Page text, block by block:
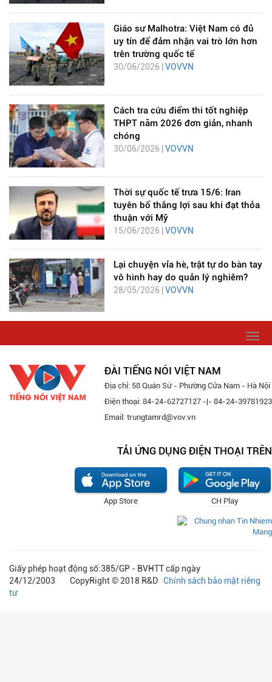
Giáo sư Malhotra: Việt Nam có đủ
uy tín để đảm nhận vai trò lớn hơn
trên trường quốc tế
30/06/2026 |VOVVN
Cách tra cứu điểm thi tốt nghiệp
THPT năm 2026 đơn giản, nhanh
chóng
30/06/2026 | VOVVN
Thời sự quốc tế trưa 15/6: Iran
tuyên bố thắng lợi sau khi đạt thỏa
thuận với Mỹ
15/06/2026 | VOVVN
Lại chuyện vỉa hè, trật tự do bàn tay
vô hình hay do quản lý nghiêm?
28/05/2026 | VOVVN
ĐÀI TIẾNG NÓI VIỆT NAM
Địa chỉ: 58 Quán Sứ - Phường Cửa Nam - Hà Nội
Điện thoại: 84-24-62727127 -|- 84-24-39781923
Email: trungtamrd@vov.vn
TẢI ỨNG DỤNG ĐIỆN THOẠI TRÊN
CH Play
App Store
Giấy phép hoạt động số:385/GP - BVHTT cấp ngày
24/12/2003 CopyRight © 2018 R&D Chính sách bảo mật riêng
tư